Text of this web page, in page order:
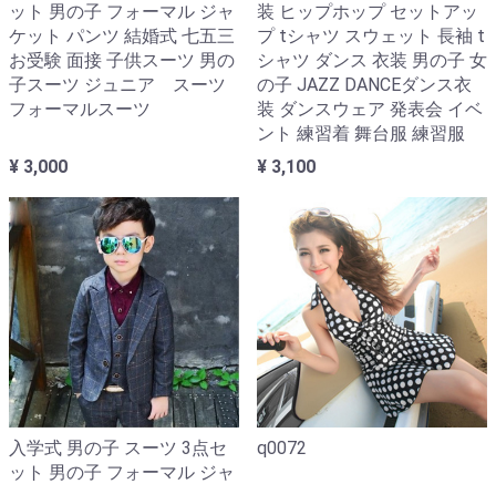
ット 男の子 フォーマル ジャ
ケット パンツ 結婚式 七五三
お受験 面接 子供スーツ 男の
子スーツ ジュニア スーツ
フォーマルスーツ
¥ 3,000
装 ヒップホップ セットアッ
プ tシャツ スウェット 長袖 t
シャツ ダンス 衣装 男の子 女
の子 JAZZ DANCEダンス衣
装 ダンスウェア 発表会 イベ
ント 練習着 舞台服 練習服
¥ 3,100
入学式 男の子 スーツ 3点セ
ット 男の子 フォーマル ジャ
q0072